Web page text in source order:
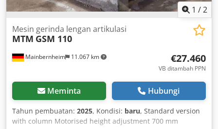
1 /2
Mainbernheim 11.067 km
Mesin gerinda lengan artikulasi
MTM GSM 110
€27.460
VB ditambah PPN
Meminta Hubungi
Tahun pembuatan: 2025, Kondisi: baru, Standard version
with column Motorised height adjustment 700 mm